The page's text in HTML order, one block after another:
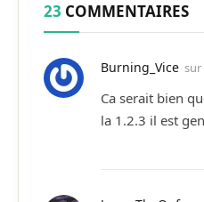
23 COMMENTAIRES
Burning_Vice sur
Ca serait bien
la 1.2.3 il est